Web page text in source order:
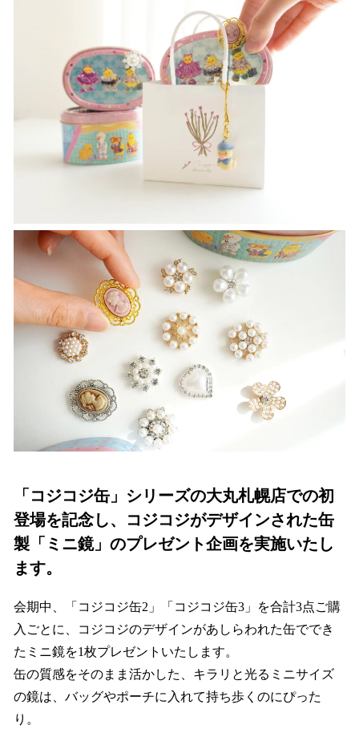
「コジコジ缶」シリーズの大丸札幌店での初
登場を記念し、コジコジがデザインされた缶
製「ミニ鏡」のプレゼント企画を実施いたし
ます。
会期中、「コジコジ缶2」「コジコジ缶3」を合計3点ご購
入ごとに、コジコジのデザインがあしらわれた缶ででき
たミニ鏡を1枚プレゼントいたします。
缶の質感をそのまま活かした、キラリと光るミニサイズ
の鏡は、バッグやポーチに入れて持ち歩くのにぴった
り。